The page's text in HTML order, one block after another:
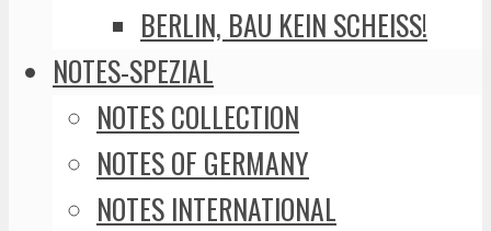
BERLIN, BAU KEIN SCHEISS!
NOTES-SPEZIAL
NOTES COLLECTION
NOTES OF GERMANY
NOTES INTERNATIONAL